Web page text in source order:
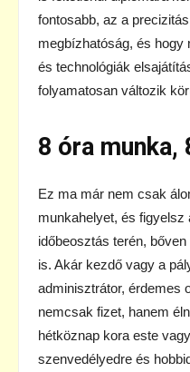
fontosabb, az a
megbízhatóság, és
és technológiák
folyamatosan változik
8 óra munka,
Ez ma már nem csak
munkahelyet, és
időbeosztás terén,
is. Akár kezdő vagy a
adminisztrátor, érdemes
nemcsak fizet, hanem
hétköznap kora este
szenvedélyedre és